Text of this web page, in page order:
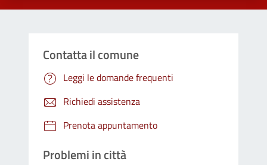
Contatta il comune
Leggi le domande frequenti
Richiedi assistenza
Prenota appuntamento
Problemi in città